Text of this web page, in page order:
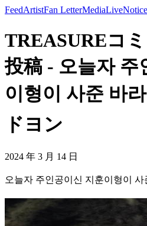
FeedArtistFan LetterMediaLiveNotice
TREASUREコ
投稿 - 오늘자 주
이형이 사준 바
ドヨン
2024 年 3 月 14 日
오늘자 주인공이신 지훈이형이